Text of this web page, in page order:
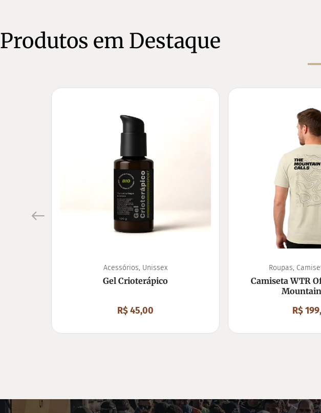
Produtos em Destaque
Acessórios, Unissex
Gel Crioterápico
R$45,00
Roupas,
Camiseta WTR
R$